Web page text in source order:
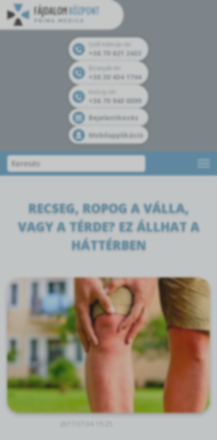
+36 70 621 2433
+36 30 434 1744
+36 70 940 0099
Bejelentkezés
Mobilapplikáció
RECSEG, ROPOG A VÁLLA,
VAGY A TÉRDE? EZ ÁLLHAT A
HÁTTÉRBEN